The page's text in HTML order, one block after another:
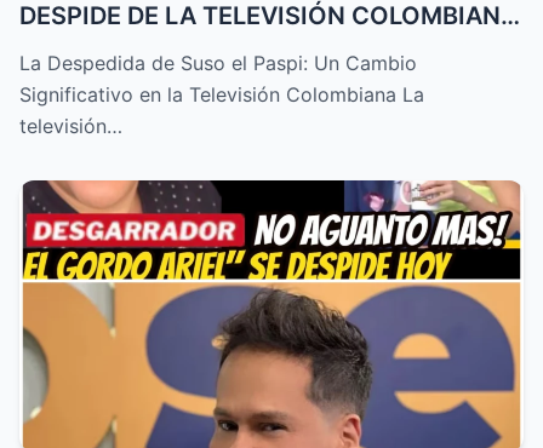
DESPIDE DE LA TELEVISIÓN COLOMBIANA
! T...
La Despedida de Suso el Paspi: Un Cambio
Significativo en la Televisión Colombiana La
televisión…